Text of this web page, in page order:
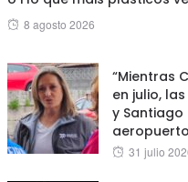
Posted
8 agosto 2026
“Mientras
en julio,
y
Posted
31 julio